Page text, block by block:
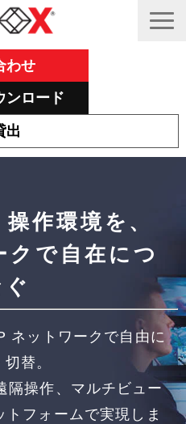
わせ
ンロード
貸出
紹介と活用事例
ート
グ
作環境を、
で自在につ
ネットワークで自由に
替。
隔操作、マルチビュー
フォームで実現しま